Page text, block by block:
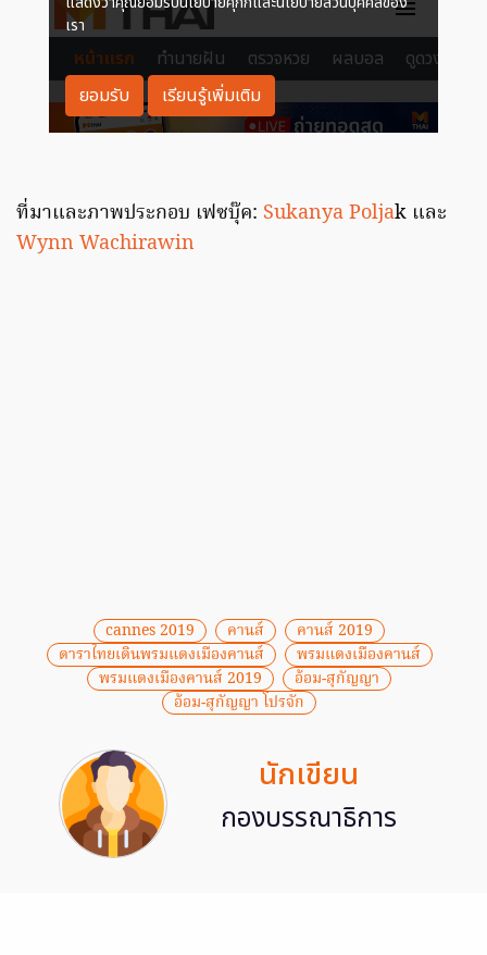
ที่มาและภาพประกอบ เฟซบุ๊ค: Sukanya Poljak และ
Wynn Wachirawin
cannes 2019 คานส์
คานส์ 2019
ดาราไทยเดินพรมแดงเมืองคานส์
พรมแดงเมืองคานส์
พรมแดงเมืองคานส์ 2019
อ้อม-สุกัญญา
อ้อม-สุกัญญา โปรจัก
นักเขียน
กองบรรณาธิการ